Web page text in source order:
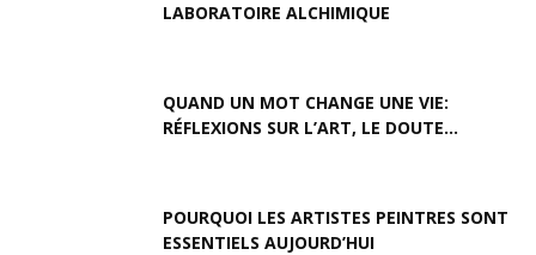
LABORATOIRE ALCHIMIQUE
QUAND UN MOT CHANGE UNE VIE:
RÉFLEXIONS SUR L’ART, LE DOUTE...
POURQUOI LES ARTISTES PEINTRES SONT
ESSENTIELS AUJOURD’HUI